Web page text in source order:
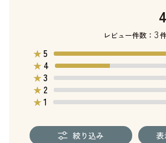
レビュー件数： 3
★5
★ 4
★3
★2
★1
絞り込み